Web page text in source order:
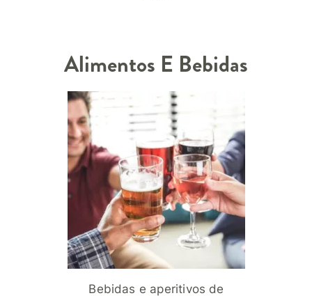
Alimentos E Bebidas
Bebidas e aperitivos de